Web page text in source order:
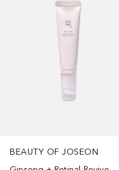
BEAUTY OF JOSEON